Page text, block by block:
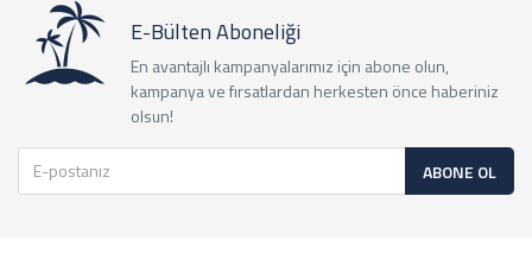
E-Bülten Aboneliği
En avantajlı kampanyalarımız için abone olun,
kampanya ve fırsatlardan herkesten önce haberiniz
olsun!
ABONE OL